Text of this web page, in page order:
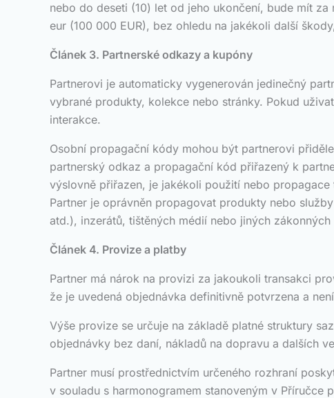
nebo do deseti (10) let od jeho ukončení, bude mít
eur (100 000 EUR), bez ohledu na jakékoli další
Článek 3. Partnerské odkazy a kupóny
Partnerovi je automaticky vygenerován jedinečný
vybrané produkty, kolekce nebo stránky. Pokud
interakce.
Osobní propagační kódy mohou být partnerovi
partnerský odkaz a propagační kód přiřazený k
výslovně přiřazen, je jakékoli použití nebo
Partner je oprávněn propagovat produkty nebo
atd.), inzerátů, tištěných médií nebo jiných
Článek 4. Provize a platby
Partner má nárok na provizi za jakoukoli transakci
že je uvedená objednávka definitivně potvrzena a
Výše provize se určuje na základě platné struktury
objednávky bez daní, nákladů na dopravu a dalších
Partner musí prostřednictvím určeného rozhraní
v souladu s harmonogramem stanoveným v Příručce